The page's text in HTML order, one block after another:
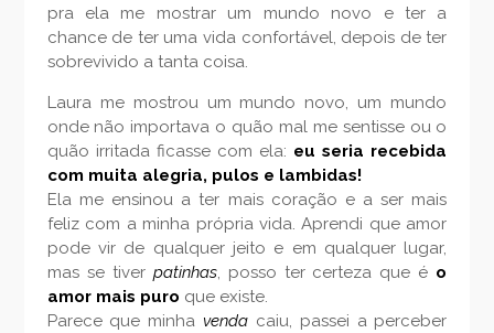
pra ela me mostrar um mundo novo e ter a
chance de ter uma vida confortável, depois de ter
sobrevivido a tanta coisa.
Laura me mostrou um mundo novo, um mundo
onde não importava o quão mal me sentisse ou o
quão irritada ficasse com ela: eu seria recebida
com muita alegria, pulos e lambidas!
Ela me ensinou a ter mais coração e a ser mais
feliz com a minha própria vida. Aprendi que amor
pode vir de qualquer jeito e em qualquer lugar,
mas se tiver patinhas, posso ter certeza que é o
amor mais puro que existe.
Parece que minha venda caiu, passei a perceber